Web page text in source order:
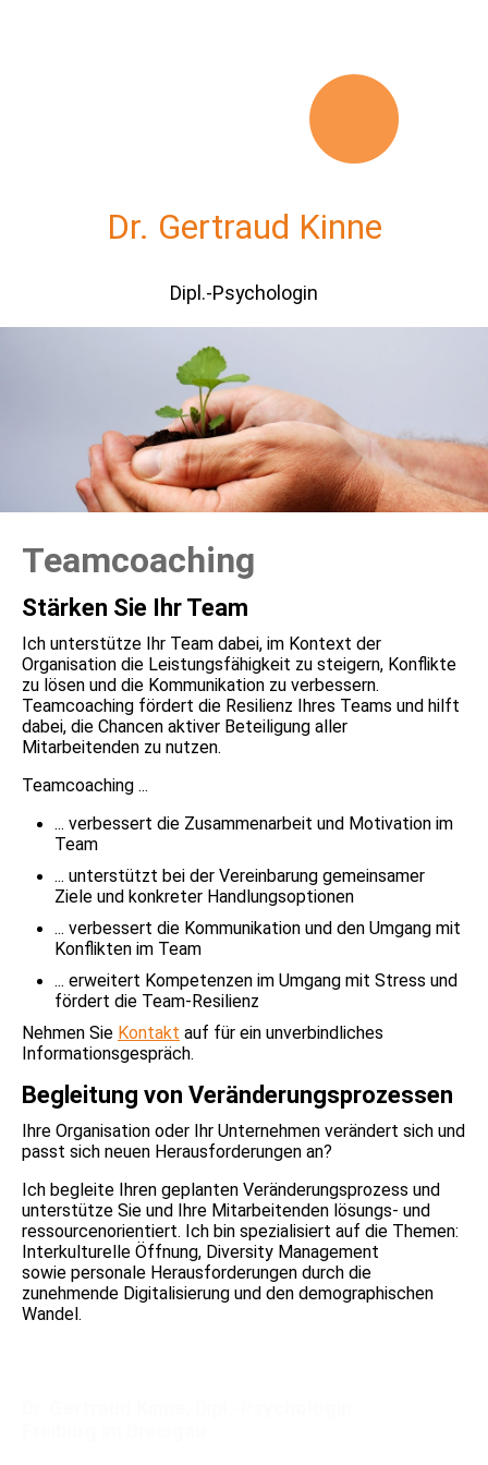
Dr. Gertraud Kinne
Dipl.-Psychologin
Teamcoaching
Stärken Sie Ihr Team
Ich unterstütze Ihr Team dabei, im Kontext der
Organisation die Leistungsfähigkeit zu steigern, Konflikte
zu lösen und die Kommunikation zu verbessern.
Teamcoaching fördert die Resilienz Ihres Teams und hilft
dabei, die Chancen aktiver Beteiligung aller
Mitarbeitenden zu nutzen.
Teamcoaching ...
... verbessert die Zusammenarbeit und Motivation im
Team
... unterstützt bei der Vereinbarung gemeinsamer
Ziele und konkreter Handlungsoptionen
... verbessert die Kommunikation und den Umgang mit
Konflikten im Team
... erweitert Kompetenzen im Umgang mit Stress und
fördert die Team-Resilienz
Nehmen Sie Kontakt auf für ein unverbindliches
Informationsgespräch.
Begleitung von Veränderungsprozessen
Ihre Organisation oder Ihr Unternehmen verändert sich und
passt sich neuen Herausforderungen an?
Ich begleite Ihren geplanten Veränderungsprozess und
unterstütze Sie und Ihre Mitarbeitenden lösungs- und
ressourcenorientiert. Ich bin spezialisiert auf die Themen:
Interkulturelle Öffnung, Diversity Management
sowie personale Herausforderungen durch die
zunehmende Digitalisierung und den demographischen
Wandel.